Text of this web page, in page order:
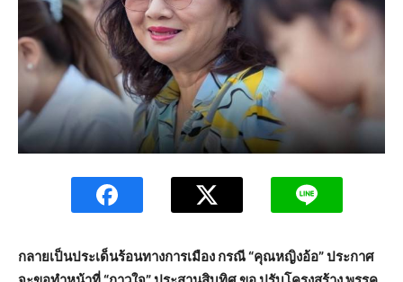
กลายเป็นประเด็นร้อนทางการเมือง กรณี “คุณหญิงอ้อ” ประกาศ